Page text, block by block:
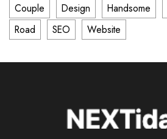
Couple Design Handsome
Road
SEO Website